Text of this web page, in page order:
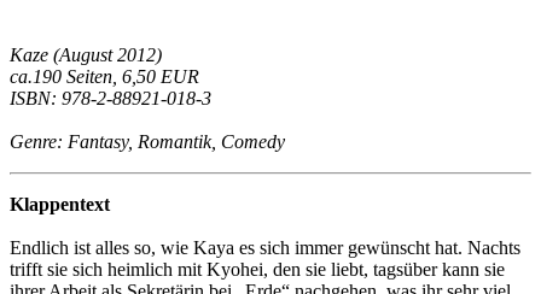
Kaze (August 2012)
ca.190 Seiten, 6,50 EUR
ISBN: 978-2-88921-018-3
Genre: Fantasy, Romantik, Comedy
Klappentext
Endlich ist alles so, wie Kaya es sich immer gewünscht hat. Nachts
trifft sie sich heimlich mit Kyohei, den sie liebt, tagsüber kann sie